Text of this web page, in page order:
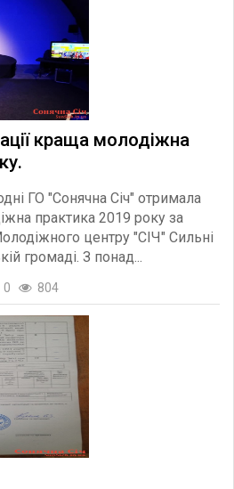
краща молодіжна
ГО "Сонячна Січ" отримала
практика 2019 року за
центру "СІЧ" Сильні
громаді. З понад...
0 804